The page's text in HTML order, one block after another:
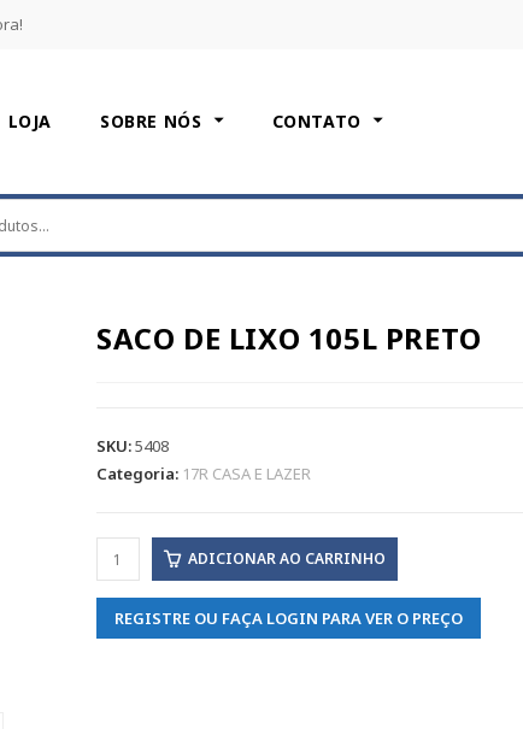
LOJA SOBRE NÓS CONTATO
SACO DE LIXO 105L PRETO
SKU:5408
Categoria: 17R CASA E LAZER
ADICIONAR AO CARRINHO
REGISTRE OU FAÇA LOGIN PARA VER O PREÇO